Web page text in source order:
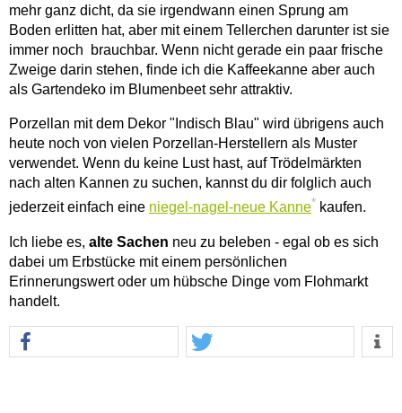
mehr ganz dicht, da sie irgendwann einen Sprung am
Boden erlitten hat, aber mit einem Tellerchen darunter ist sie
immer noch brauchbar. Wenn nicht gerade ein paar frische
Zweige darin stehen, finde ich die Kaffeekanne aber auch
als Gartendeko im Blumenbeet sehr attraktiv.
Porzellan mit dem Dekor "Indisch Blau" wird übrigens auch
heute noch von vielen Porzellan-Herstellern als Muster
verwendet. Wenn du keine Lust hast, auf Trödelmärkten
nach alten Kannen zu suchen, kannst du dir folglich auch
jederzeit einfach eine niegel-nagel-neue Kanne* kaufen.
Ich liebe es, alte Sachen neu zu beleben - egal ob es sich
dabei um Erbstücke mit einem persönlichen
Erinnerungswert oder um hübsche Dinge vom Flohmarkt
handelt.